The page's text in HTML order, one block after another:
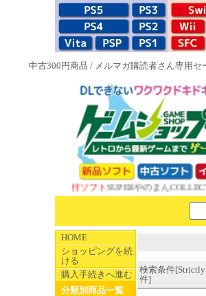
中古300円商品 / メルマガ購読者さん専用セ
SUPERやのまんCOLLECTION 学
HOME
ショッピングを続
ける
購入手続きへ進む
分類別商品一覧
検索条件[Strictly
件]